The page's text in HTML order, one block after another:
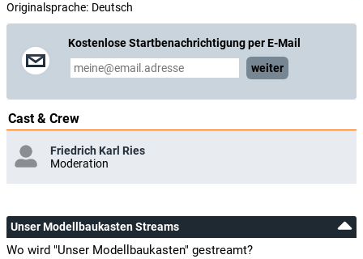
Originalsprache: Deutsch
Kostenlose Startbenachrichtigung per E-Mail
weiter
Cast & Crew
Friedrich Karl Ries
Moderation
Unser Modellbaukasten Streams
Wo wird "Unser Modellbaukasten" gestreamt?